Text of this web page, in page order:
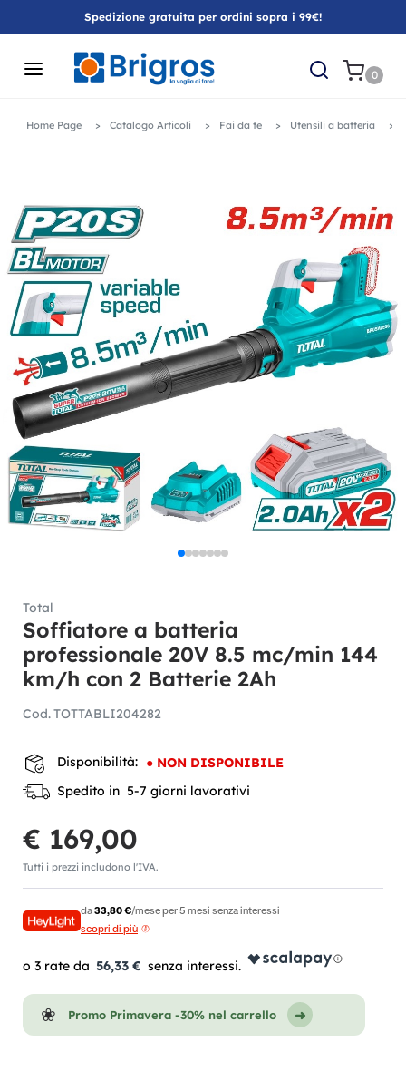
Spedizione gratuita per ordini sopra i 99€!
0
Home Page Catalogo Articoli Fai da te Utensili a batteria
Total
Soffiatore a batteria
professionale 20V 8.5 mc/min 144
km/h con 2 Batterie 2Ah
Cod.TOTTABLI204282
Disponibilità: ● NON DISPONIBILE
Spedito in 5-7 giorni lavorativi
€ 169,00
Tutti i prezzi includono l'IVA.
da33,80 €/mese per 5 mesi senza interessi
scopri di più
56,33 €
Promo Primavera -30% nel carrello